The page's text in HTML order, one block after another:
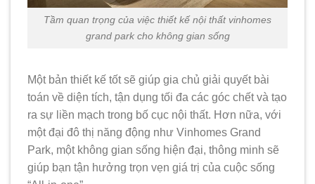
Tầm quan trọng của việc thiết kế nội thất vinhomes
grand park cho không gian sống
Một bản thiết kế tốt sẽ giúp gia chủ giải quyết bài
toán về diện tích, tận dụng tối đa các góc chết và tạo
ra sự liền mạch trong bố cục nội thất. Hơn nữa, với
một đại đô thị năng động như Vinhomes Grand
Park, một không gian sống hiện đại, thông minh sẽ
giúp bạn tận hưởng trọn vẹn giá trị của cuộc sống